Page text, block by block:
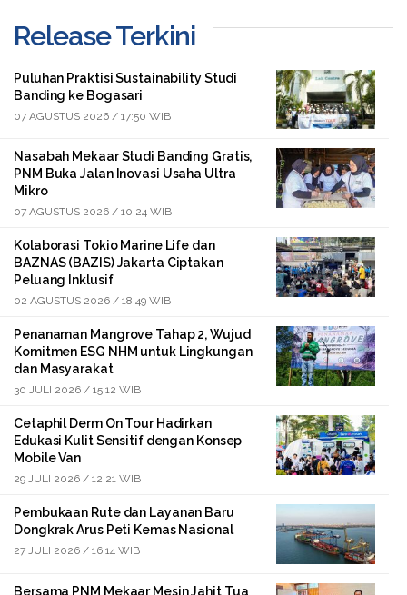
Release Terkini
Puluhan Praktisi Sustainability Studi
Banding ke Bogasari
07 AGUSTUS 2026 / 17:50 WIB
Nasabah Mekaar Studi Banding Gratis,
PNM Buka Jalan Inovasi Usaha Ultra
Mikro
07 AGUSTUS 2026 / 10:24 WIB
Kolaborasi Tokio Marine Life dan
BAZNAS (BAZIS) Jakarta Ciptakan
Peluang Inklusif
02 AGUSTUS 2026 / 18:49 WIB
Penanaman Mangrove Tahap 2, Wujud
Komitmen ESG NHM untuk Lingkungan
dan Masyarakat
30 JULI 2026 / 15:12 WIB
Cetaphil Derm On Tour Hadirkan
Edukasi Kulit Sensitif dengan Konsep
Mobile Van
29 JULI 2026 / 12:21 WIB
Pembukaan Rute dan Layanan Baru
Dongkrak Arus Peti Kemas Nasional
27 JULI 2026 / 16:14 WIB
Bersama PNM Mekaar Mesin Jahit Tua